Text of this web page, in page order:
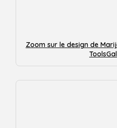
Zoom sur le design de